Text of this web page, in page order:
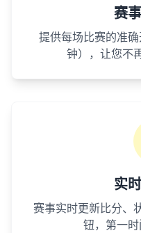
赛
提供每场比赛的准
钟），让您不
实
赛事实时更新比分、
钮，第一时